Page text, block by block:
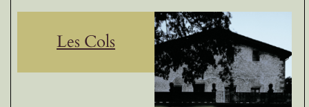
Les Cols